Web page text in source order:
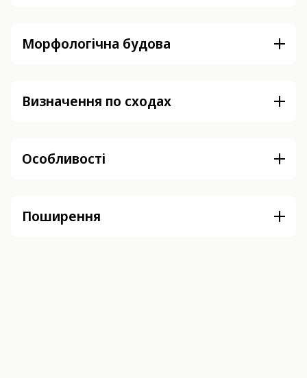
Морфологічна будова
Визначення по сходах
Особливості
Поширення